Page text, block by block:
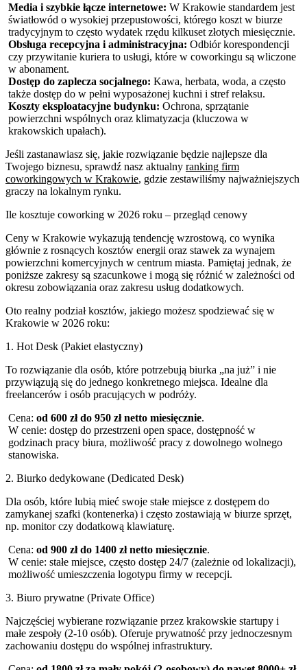
Media i szybkie łącze internetowe: W Krakowie standardem jest
światłowód o wysokiej przepustowości, którego koszt w biurze
tradycyjnym to często wydatek rzędu kilkuset złotych miesięcznie.
Obsługa recepcyjna i administracyjna: Odbiór korespondencji
czy przywitanie kuriera to usługi, które w coworkingu są wliczone
w abonament.
Dostęp do zaplecza socjalnego: Kawa, herbata, woda, a często
także dostęp do w pełni wyposażonej kuchni i stref relaksu.
Koszty eksploatacyjne budynku: Ochrona, sprzątanie
powierzchni wspólnych oraz klimatyzacja (kluczowa w
krakowskich upałach).
Jeśli zastanawiasz się, jakie rozwiązanie będzie najlepsze dla
Twojego biznesu, sprawdź nasz aktualny ranking firm
coworkingowych w Krakowie, gdzie zestawiliśmy najważniejszych
graczy na lokalnym rynku.
Ile kosztuje coworking w 2026 roku – przegląd cenowy
Ceny w Krakowie wykazują tendencję wzrostową, co wynika
głównie z rosnących kosztów energii oraz stawek za wynajem
powierzchni komercyjnych w centrum miasta. Pamiętaj jednak, że
poniższe zakresy są szacunkowe i mogą się różnić w zależności od
okresu zobowiązania oraz zakresu usług dodatkowych.
Oto realny podział kosztów, jakiego możesz spodziewać się w
Krakowie w 2026 roku:
1. Hot Desk (Pakiet elastyczny)
To rozwiązanie dla osób, które potrzebują biurka „na już” i nie
przywiązują się do jednego konkretnego miejsca. Idealne dla
freelancerów i osób pracujących w podróży.
Cena: od 600 zł do 950 zł netto miesięcznie.
W cenie: dostęp do przestrzeni open space, dostępność w
godzinach pracy biura, możliwość pracy z dowolnego wolnego
stanowiska.
2. Biurko dedykowane (Dedicated Desk)
Dla osób, które lubią mieć swoje stałe miejsce z dostępem do
zamykanej szafki (kontenerka) i często zostawiają w biurze sprzęt,
np. monitor czy dodatkową klawiaturę.
Cena: od 900 zł do 1400 zł netto miesięcznie.
W cenie: stałe miejsce, często dostęp 24/7 (zależnie od lokalizacji),
możliwość umieszczenia logotypu firmy w recepcji.
3. Biuro prywatne (Private Office)
Najczęściej wybierane rozwiązanie przez krakowskie startupy i
małe zespoły (2-10 osób). Oferuje prywatność przy jednoczesnym
zachowaniu dostępu do wspólnej infrastruktury.